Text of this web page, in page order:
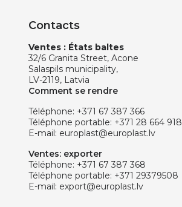
Contacts
Ventes : États baltes
32/6 Granita Street, Acone
Salaspils municipality,
LV-2119, Latvia
Comment se rendre
Téléphone: +371 67 387 366
Téléphone portable: +371 28 664 918
E-mail: europlast@europlast.lv
Ventes: exporter
Téléphone: +371 67 387 368
Téléphone portable: +371 29379508
E-mail: export@europlast.lv